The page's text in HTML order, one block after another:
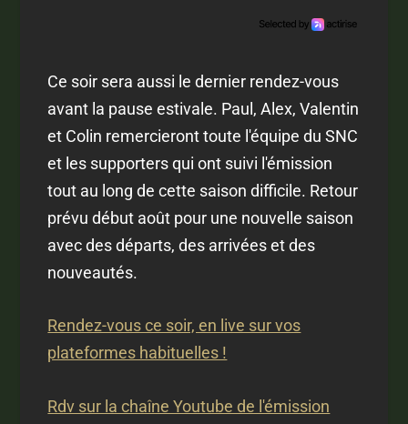
Ce soir sera aussi le dernier rendez-vous
avant la pause estivale. Paul, Alex, Valentin
et Colin remercieront toute l'équipe du SNC
et les supporters qui ont suivi l'émission
tout au long de cette saison difficile. Retour
prévu début août pour une nouvelle saison
avec des départs, des arrivées et des
nouveautés.
Rendez-vous ce soir, en live sur vos
plateformes habituelles !
Rdv sur la chaîne Youtube de l'émission